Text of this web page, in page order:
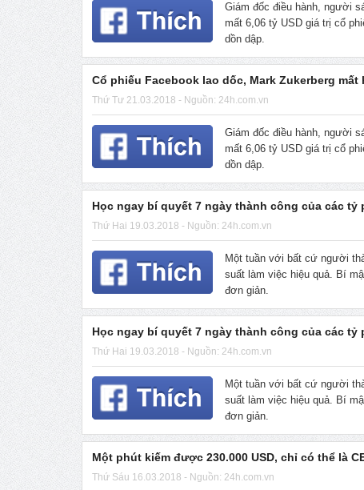
Giám đốc điều hành, người
mất 6,06 tỷ USD giá trị cổ
dồn dập.
Cổ phiếu Facebook lao dốc, Mark Zukerberg
Thứ Tư 21.03.2018 - Nguồn: 24h.com.vn
Giám đốc điều hành, người
mất 6,06 tỷ USD giá trị cổ
dồn dập.
Học ngay bí quyết 7 ngày thành công của các
Thứ Hai 19.03.2018 - Nguồn: 24h.com.vn
Một tuần với bất cứ người
suất làm việc hiệu quả. Bí
đơn giản.
Học ngay bí quyết 7 ngày thành công của các
Thứ Hai 19.03.2018 - Nguồn: 24h.com.vn
Một tuần với bất cứ người
suất làm việc hiệu quả. Bí
đơn giản.
Một phút kiếm được 230.000 USD, chỉ có thể là
Thứ Sáu 16.03.2018 - Nguồn: 24h.com.vn